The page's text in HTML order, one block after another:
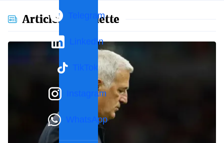
Telegram
LinkedIn
TikTok
Instagram
WhatsApp
Articles en vedette